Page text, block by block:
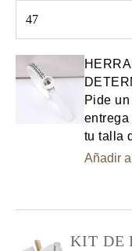
47
Pide
tu talla
Añadir
KIT DE